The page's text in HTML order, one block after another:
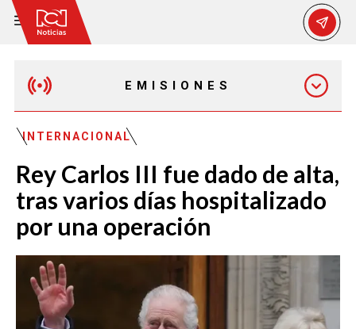
EMISIONES
MAÑANA EXPRESS
EMISIÓN 12:30 PM
EMISIÓN 7:00 PM
EMISIÓN 11:30 PM
INTERNACIONAL
Rey Carlos III fue dado de alta,
tras varios días hospitalizado
por una operación